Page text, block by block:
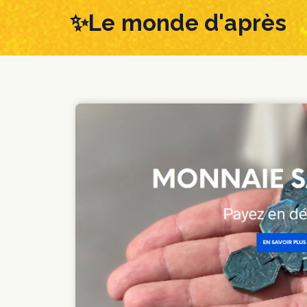
Skip
links
Skip
to
content
✨Le monde d'après